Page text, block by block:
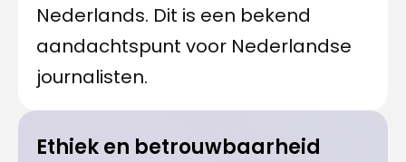
Nederlands. Dit is een bekend
aandachtspunt voor Nederlandse
journalisten.
Ethiek en betrouwbaarheid